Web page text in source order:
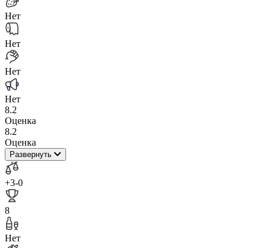
Нет
Нет
Нет
Нет
8.2
Оценка
8.2
Оценка
Развернуть
+3-0
8
Нет